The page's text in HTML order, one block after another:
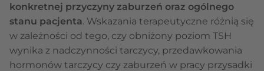
konkretnej przyczyny zaburzeń oraz ogólnego
stanu pacjenta. Wskazania terapeutyczne różnią się
w zależności od tego, czy obniżony poziom TSH
wynika z nadczynności tarczycy, przedawkowania
hormonów tarczycy czy zaburzeń w pracy przysadki